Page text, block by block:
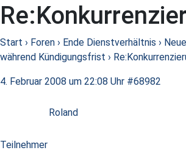
Start › Foren › Ende Dienstverhältnis ›
während Kündigungsfrist ›
4. Februar 2008 um 22:08 Uhr #68982
Roland
Teilnehmer